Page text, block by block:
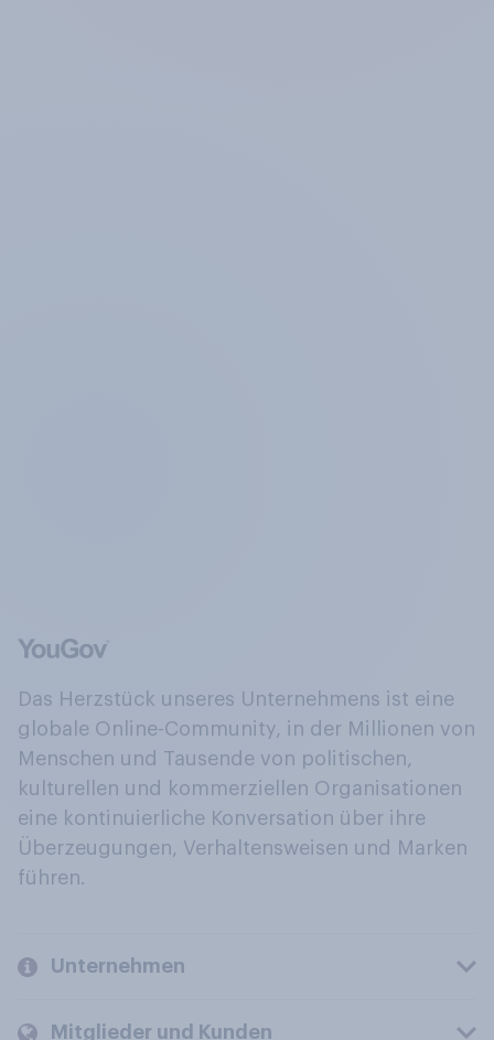
Das Herzstück unseres Unternehmens ist eine
globale Online-Community, in der Millionen von
Menschen und Tausende von politischen,
kulturellen und kommerziellen Organisationen
eine kontinuierliche Konversation über ihre
Überzeugungen, Verhaltensweisen und Marken
führen.
Unternehmen
Mitglieder und Kunden